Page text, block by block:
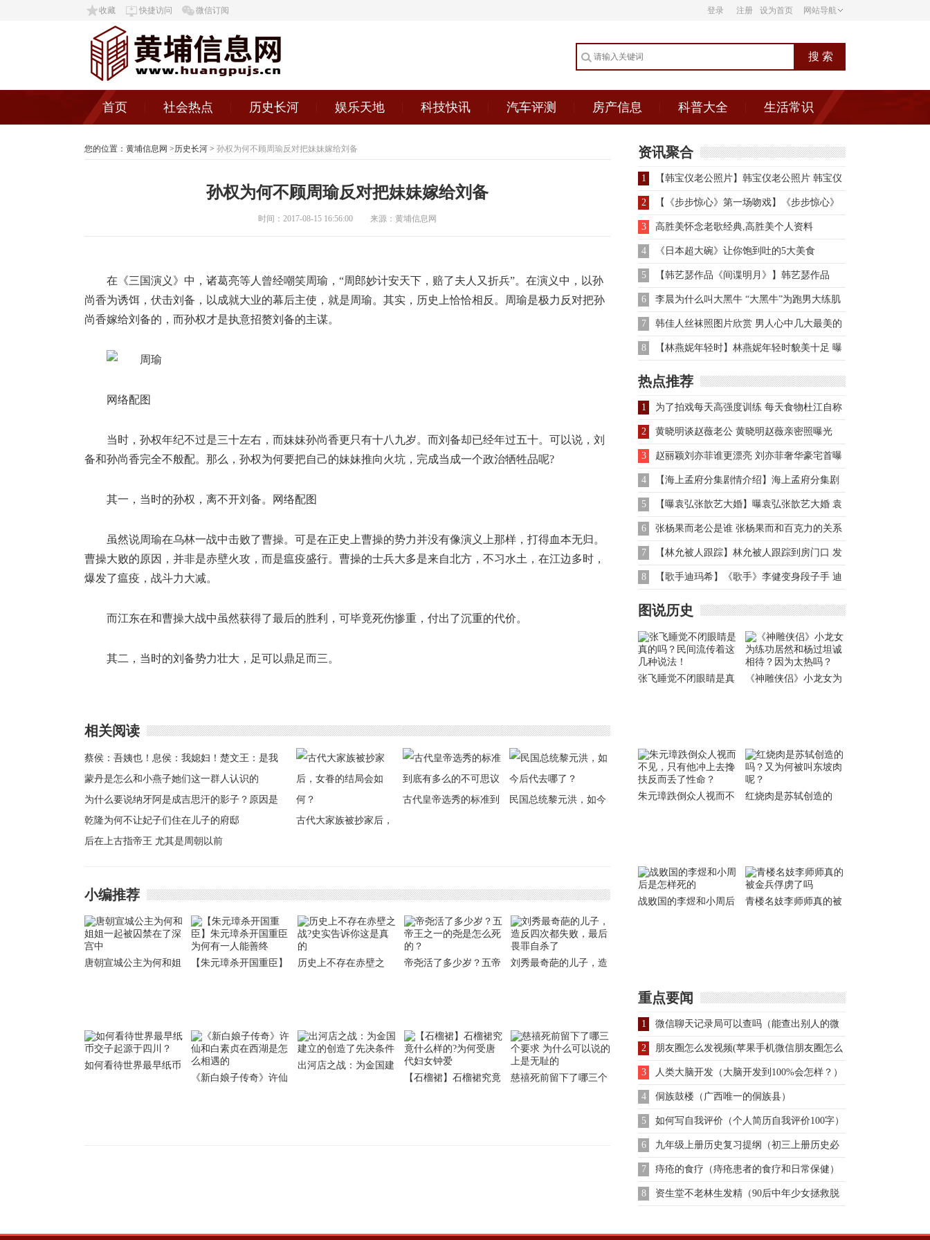
收藏 快捷访问 微信订阅 登录 注册 设为首页 网站导航
首页 社会热点 历史长河 娱乐天地 科技快讯 汽车评测 房产信息 科普大全 生活常识
您的位置： 黄埔信息网 >历史长河 > 孙权为何不顾周瑜反对把妹妹嫁给刘备
孙权为何不顾周瑜反对把妹妹嫁给刘备
时间：2017-08-15 16:56:00 来源：黄埔信息网
在《三国演义》中，诸葛亮等人曾经嘲笑周瑜，“周郎妙计安天下，赔了夫人又折兵”。在演义中，以孙
尚香为诱饵，伏击刘备，以成就大业的幕后主使，就是周瑜。其实，历史上恰恰相反。周瑜是极力反对把孙
尚香嫁给刘备的，而孙权才是执意招赘刘备的主谋。
网络配图
当时，孙权年纪不过是三十左右，而妹妹孙尚香更只有十八九岁。而刘备却已经年过五十。可以说，刘
备和孙尚香完全不般配。那么，孙权为何要把自己的妹妹推向火坑，完成当成一个政治牺牲品呢?
其一，当时的孙权，离不开刘备。网络配图
虽然说周瑜在乌林一战中击败了曹操。可是在正史上曹操的势力并没有像演义上那样，打得血本无归。
曹操大败的原因，并非是赤壁火攻，而是瘟疫盛行。曹操的士兵大多是来自北方，不习水土，在江边多时，
爆发了瘟疫，战斗力大减。
而江东在和曹操大战中虽然获得了最后的胜利，可毕竟死伤惨重，付出了沉重的代价。
其二，当时的刘备势力壮大，足可以鼎足而三。
相关阅读
蔡侯：吾姨也！息侯：我媳妇！楚文王：是我
的媳妇
蒙丹是怎么和小燕子她们这一群人认识的
为什么要说纳牙阿是成吉思汗的影子？原因是
什么
乾隆为何不让妃子们住在儿子的府邸
后在上古指帝王 尤其是周朝以前
古代大家族被抄家后，
古代皇帝选秀的标准到
民国总统黎元洪，如今
小编推荐
唐朝宣城公主为何和姐
【朱元璋杀开国重臣】
历史上不存在赤壁之
帝尧活了多少岁？五帝
刘秀最奇葩的儿子，造
如何看待世界最早纸币
《新白娘子传奇》许仙
出河店之战：为金国建
【石榴裙】石榴裙究竟
慈禧死前留下了哪三个
资讯聚合
1 【韩宝仪老公照片】韩宝仪老公照片 韩宝仪
早期经历大曝光
2 【《步步惊心》第一场吻戏】《步步惊心》
第一场吻戏登场
3 高胜美怀念老歌经典,高胜美个人资料
4 《日本超大碗》让你饱到吐的5大美食
5 【韩艺瑟作品《间谍明月》】韩艺瑟作品
《间谍明月》大团圆结局
6 李晨为什么叫大黑牛 “大黑牛”为跑男大练肌
肉
7 韩佳人丝袜照图片欣赏 男人心中几大最美的
韩国女星盘点
8 【林燕妮年轻时】林燕妮年轻时貌美十足 曝
光其曾是香港的一个粉
热点推荐
1 为了拍戏每天高强度训练 每天食物杜江自称
难以下咽
2 黄晓明谈赵薇老公 黄晓明赵薇亲密照曝光
3 赵丽颖刘亦菲谁更漂亮 刘亦菲奢华豪宅首曝
光
4 【海上孟府分集剧情介绍】海上孟府分集剧
情介绍
5 【曝袁弘张歆艺大婚】曝袁弘张歆艺大婚 袁
弘张歆艺感情史揭秘
6 张杨果而老公是谁 张杨果而和百克力的关系
是什么
7 【林允被人跟踪】林允被人跟踪到房门口 发
文：真的是害怕极了
8 【歌手迪玛希】《歌手》李健变身段子手 迪
玛希深情追逐爱人
图说历史
张飞睡觉不闭眼睛是真
《神雕侠侣》小龙女为
朱元璋跌倒众人视而不
红烧肉是苏轼创造的
战败国的李煜和小周后
青楼名妓李师师真的被
重点要闻
1 微信聊天记录局可以查吗（能查出别人的微
信聊天记录嘛）
2 朋友圈怎么发视频(苹果手机微信朋友圈怎么
发视频)
3 人类大脑开发（大脑开发到100%会怎样？）
4 侗族鼓楼（广西唯一的侗族县）
5 如何写自我评价（个人简历自我评价100字）
6 九年级上册历史复习提纲（初三上册历史必
背复习提纲 ）
7 痔疮的食疗（痔疮患者的食疗和日常保健）
8 资生堂不老林生发精（90后中年少女拯救脱